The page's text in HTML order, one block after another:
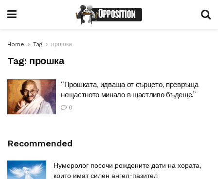
Home Tag прошка
Tag: прошка
“Прошката, идваща от сърцето, превръща
нещастното минало в щастливо бъдеще.”
0
Recommended
Нумеролог посочи рождените дати на хората,
които имат силен ангел-пазител